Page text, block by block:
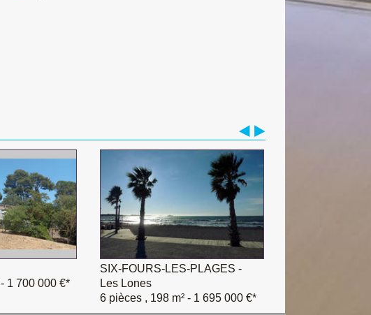
- 1 700 000 €*
SIX-FOURS-LES-PLAGES -
Les Lones
6 pièces , 198 m² - 1 695 000 €*